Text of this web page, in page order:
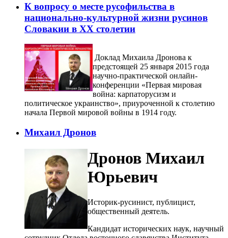
К вопросу о месте русофильства в
национально-культурной жизни русинов
Словакии в ХХ столетии
Доклад Михаила Дронова к
предстоящей 25 января 2015 года
научно-практической онлайн-
конференции «Первая мировая
война: карпаторусизм и
политическое украинство», приуроченной к столетию
начала Первой мировой войны в 1914 году.
Михаил Дронов
Дронов Михаил
Юрьевич
Историк-русинист, публицист,
общественный деятель.
Кандидат исторических наук, научный